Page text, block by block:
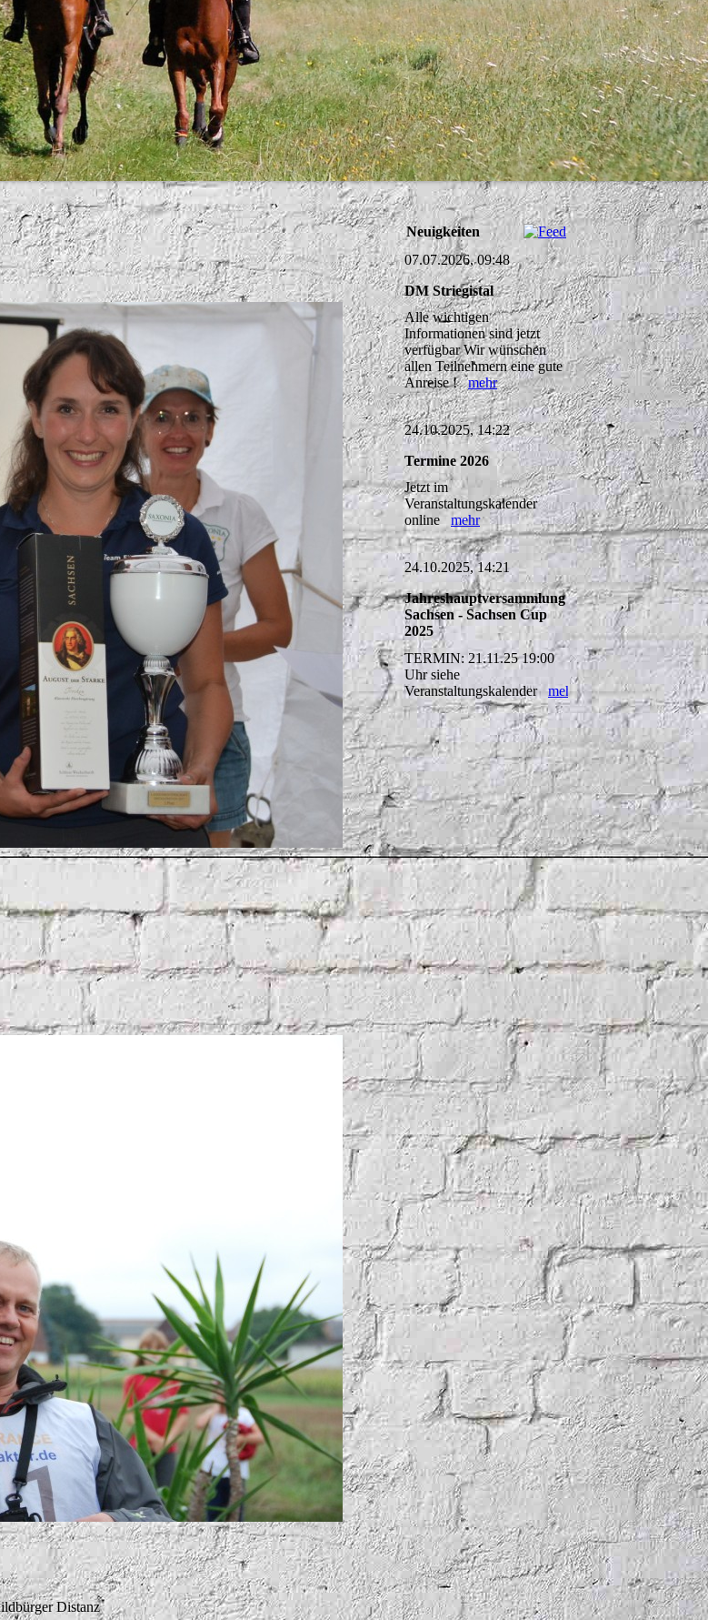
Distanz
Neuigkeiten
07.07.2026, 09:48
DM Striegistal
Alle wichtigen
Informationen sind jetzt
verfügbar Wir wünschen
allen Teilnehmern eine gute
Anreise !mehr
24.10.2025, 14:22
Termine 2026
Jetzt im
Veranstaltungskalender
online mehr
24.10.2025, 14:21
Jahreshauptversammlung
Sachsen - Sachsen Cup
2025
TERMIN: 21.11.25 19:00
Uhr siehe
Veranstaltungskalendermehr